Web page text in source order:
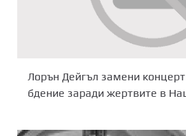
Лорън Дейгъл замени
бдение заради жертвите в